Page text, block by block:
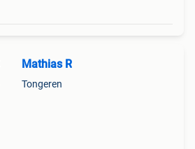
Mathias R
Tongeren